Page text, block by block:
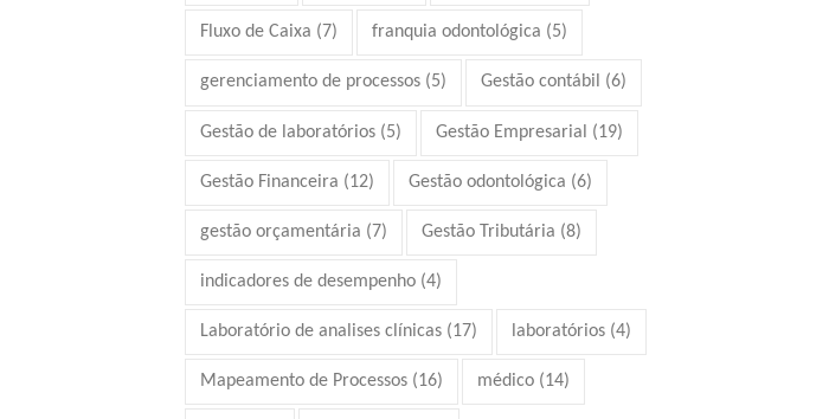
Fluxo de Caixa (7) franquia odontológica (5)
gerenciamento de processos (5) Gestão contábil (6)
Gestão de laboratórios (5) Gestão Empresarial (19)
Gestão Financeira (12) Gestão odontológica (6)
gestão orçamentária (7) Gestão Tributária (8)
indicadores de desempenho (4)
Laboratório de analises clínicas (17) laboratórios (4)
Mapeamento de Processos (16) médico (14)